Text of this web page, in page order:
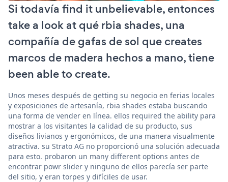
Si todavía find it unbelievable, entonces
take a look at qué rbia shades, una
compañía de gafas de sol que creates
marcos de madera hechos a mano, tiene
been able to create.
Unos meses después de getting su negocio en ferias locales
y exposiciones de artesanía, rbia shades estaba buscando
una forma de vender en línea. ellos required the ability para
mostrar a los visitantes la calidad de su producto, sus
diseños livianos y ergonómicos, de una manera visualmente
atractiva. su Strato AG no proporcionó una solución adecuada
para esto. probaron un many different options antes de
encontrar powr slider y ninguno de ellos parecía ser parte
del sitio, y eran torpes y difíciles de usar.